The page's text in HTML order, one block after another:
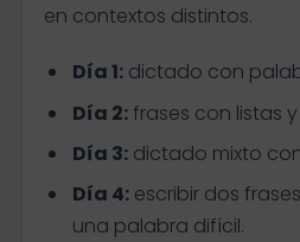
en contextos distintos.
Día 1:dictado con
Día 2:frases con listas
Día 3:dictado mixto
Día 4:escribir dos
una palabra difícil.